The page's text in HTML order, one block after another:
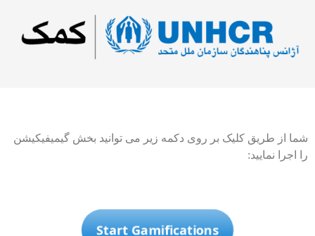
شما از طریق کلیک بر روی دکمه زیر می توانید بخش گیمیفیکیشن
را اجرا نمایید:
Start Gamifications